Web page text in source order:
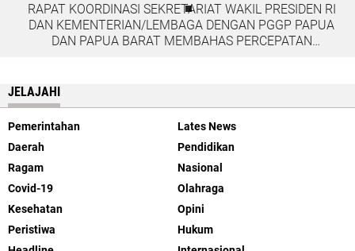
RAPAT KOORDINASI SEKRETARIAT WAKIL PRESIDEN RI
DAN KEMENTERIAN/LEMBAGA DENGAN PGGP PAPUA
DAN PAPUA BARAT MEMBAHAS PERCEPATAN
JELAJAHI
Pemerintahan
Lates News
Daerah
Pendidikan
Ragam
Nasional
Covid-19
Olahraga
Kesehatan
Opini
Peristiwa
Hukum